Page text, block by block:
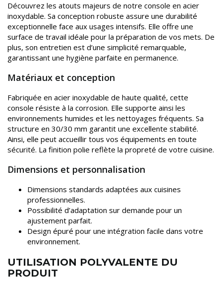
Découvrez les atouts majeurs de notre console en acier
inoxydable. Sa conception robuste assure une durabilité
exceptionnelle face aux usages intensifs. Elle offre une
surface de travail idéale pour la préparation de vos mets. De
plus, son entretien est d’une simplicité remarquable,
garantissant une hygiène parfaite en permanence.
Matériaux et conception
Fabriquée en acier inoxydable de haute qualité, cette
console résiste à la corrosion. Elle supporte ainsi les
environnements humides et les nettoyages fréquents. Sa
structure en 30/30 mm garantit une excellente stabilité.
Ainsi, elle peut accueillir tous vos équipements en toute
sécurité. La finition polie reflète la propreté de votre cuisine.
Dimensions et personnalisation
Dimensions standards adaptées aux cuisines
professionnelles.
Possibilité d’adaptation sur demande pour un
ajustement parfait.
Design épuré pour une intégration facile dans votre
environnement.
UTILISATION POLYVALENTE DU
PRODUIT